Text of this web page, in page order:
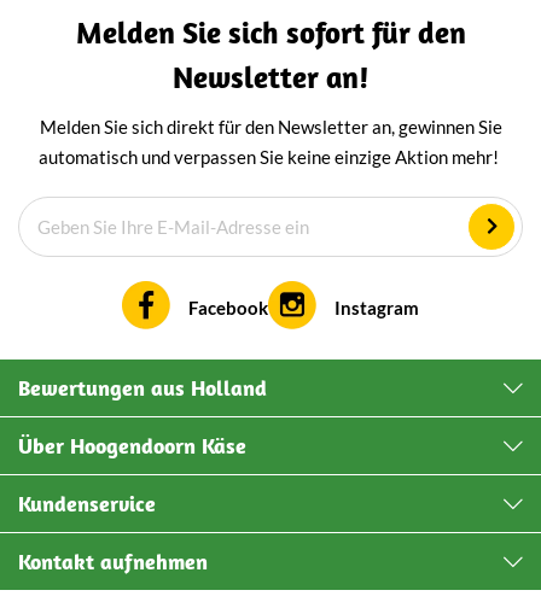
Melden Sie sich sofort für den
Newsletter an!
Melden Sie sich direkt für den Newsletter an, gewinnen Sie
automatisch und verpassen Sie keine einzige Aktion mehr!
Facebook Instagram
Bewertungen aus Holland
Über Hoogendoorn Käse
Kundenservice
Kontakt aufnehmen